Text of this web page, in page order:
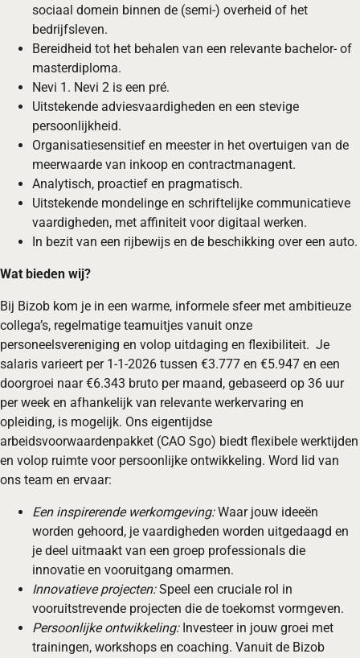
sociaal domein binnen de (semi-) overheid of het
bedrijfsleven.
Bereidheid tot het behalen van een relevante bachelor- of
masterdiploma.
Nevi 1. Nevi 2 is een pré.
Uitstekende adviesvaardigheden en een stevige
persoonlijkheid.
Organisatiesensitief en meester in het overtuigen van de
meerwaarde van inkoop en contractmanagent.
Analytisch, proactief en pragmatisch.
Uitstekende mondelinge en schriftelijke communicatieve
vaardigheden, met affiniteit voor digitaal werken.
In bezit van een rijbewijs en de beschikking over een auto.
Wat bieden wij?
Bij Bizob kom je in een warme, informele sfeer met ambitieuze
collega’s, regelmatige teamuitjes vanuit onze
personeelsvereniging en volop uitdaging en flexibiliteit. Je
salaris varieert per 1-1-2026 tussen €3.777 en €5.947 en een
doorgroei naar €6.343 bruto per maand, gebaseerd op 36 uur
per week en afhankelijk van relevante werkervaring en
opleiding, is mogelijk. Ons eigentijdse
arbeidsvoorwaardenpakket (CAO Sgo) biedt flexibele werktijden
en volop ruimte voor persoonlijke ontwikkeling. Word lid van
ons team en ervaar:
Een inspirerende werkomgeving:Waar jouw ideeën
worden gehoord, je vaardigheden worden uitgedaagd en
je deel uitmaakt van een groep professionals die
innovatie en vooruitgang omarmen.
Innovatieve projecten:Speel een cruciale rol in
vooruitstrevende projecten die de toekomst vormgeven.
Persoonlijke ontwikkeling:Investeer in jouw groei met
trainingen, workshops en coaching. Vanuit de Bizob